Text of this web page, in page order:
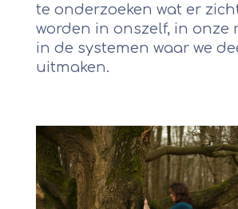
te onderzoeken wat er
worden in onszelf, in onze
in de systemen waar we
uitmaken.